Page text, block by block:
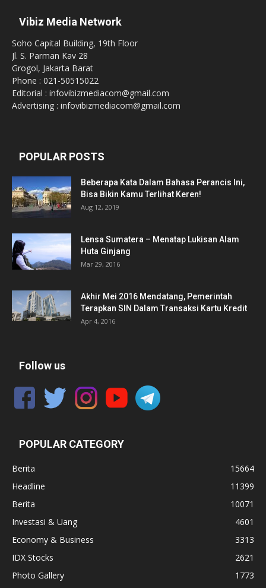
Vibiz Media Network
Soho Capital Building, 19th Floor
Jl. S. Parman Kav 28
Grogol, Jakarta Barat
Phone : 021-50515022
Editorial : infovibizmediacom@gmail.com
Advertising : infovibizmediacom@gmail.com
POPULAR POSTS
Beberapa Kata Dalam Bahasa Perancis Ini,
Bisa Bikin Kamu Terlihat Keren!
Aug 12, 2019
Lensa Sumatera – Menatap Lukisan Alam
Huta Ginjang
Mar 29, 2016
Akhir Mei 2016 Mendatang, Pemerintah
Terapkan SIN Dalam Transaksi Kartu Kredit
Apr 4, 2016
Follow us
POPULAR CATEGORY
Berita
15664
Headline
11399
Berita
10071
Investasi & Uang
4601
Economy & Business
3313
IDX Stocks
2621
Photo Gallery
1773